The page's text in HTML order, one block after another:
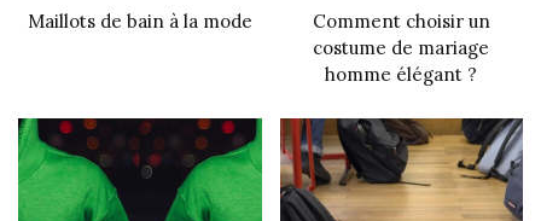
Maillots de bain à la mode
Comment choisir un
costume de mariage
homme élégant ?